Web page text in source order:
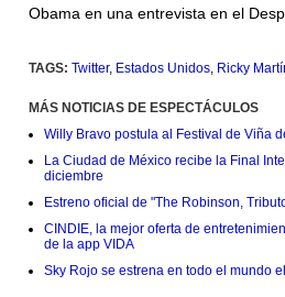
Obama en una entrevista en el
TAGS: Twitter, Estados Unidos, Ricky
MÁS NOTICIAS DE ESPECTÁCULOS
Willy Bravo postula al Festival de Viña
La Ciudad de México recibe la Final
diciembre
Estreno oficial de "The Robinson,
CINDIE, la mejor oferta de
de la app VIDA
Sky Rojo se estrena en todo el mundo